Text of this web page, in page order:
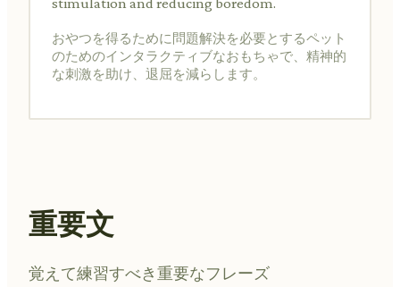
おやつを得るために問題解決を必要とするペット
のためのインタラクティブなおもちゃで、精神的
な刺激を助け、退屈を減らします。
重要文
覚えて練習すべき重要なフレーズ